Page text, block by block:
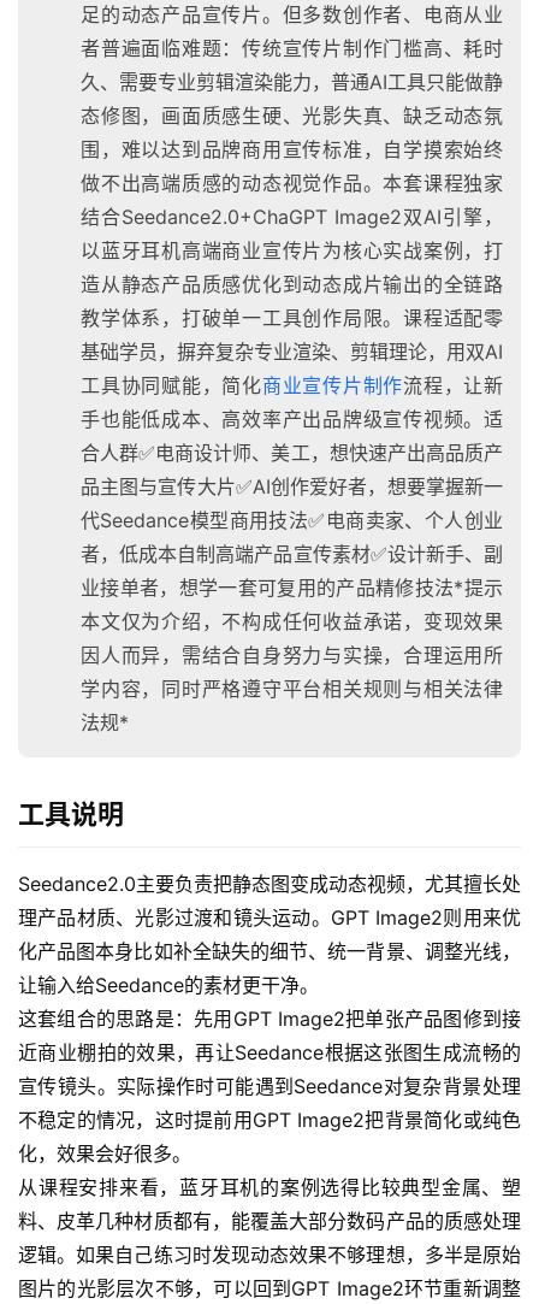
首
页
网
创
快
讯
赚
钱
项
目
足的动态产品宣传片。但多数创作者、电商从业
者普遍面临难题：传统宣传片制作门槛高、耗时
久、需要专业剪辑渲染能力，普通AI工具只能做静
态修图，画面质感生硬、光影失真、缺乏动态氛
围，难以达到品牌商用宣传标准，自学摸索始终
做不出高端质感的动态视觉作品。本套课程独家
结合Seedance2.0+ChaGPT Image2双AI引擎，
以蓝牙耳机高端商业宣传片为核心实战案例，打
造从静态产品质感优化到动态成片输出的全链路
教学体系，打破单一工具创作局限。课程适配零
基础学员，摒弃复杂专业渲染、剪辑理论，用双AI
工具协同赋能，简化商业宣传片制作流程，让新
手也能低成本、高效率产出品牌级宣传视频。适
合人群✅电商设计师、美工，想快速产出高品质产
品主图与宣传大片✅AI创作爱好者，想要掌握新一
代Seedance模型商用技法✅电商卖家、个人创业
者，低成本自制高端产品宣传素材✅设计新手、副
业接单者，想学一套可复用的产品精修技法*提示
本文仅为介绍，不构成任何收益承诺，变现效果
因人而异，需结合自身努力与实操，合理运用所
学内容，同时严格遵守平台相关规则与相关法律
法规*
工具说明
Seedance2.0主要负责把静态图变成动态视频，尤其擅长处
理产品材质、光影过渡和镜头运动。GPT Image2则用来优
化产品图本身比如补全缺失的细节、统一背景、调整光线，
让输入给Seedance的素材更干净。
这套组合的思路是：先用GPT Image2把单张产品图修到接
近商业棚拍的效果，再让Seedance根据这张图生成流畅的
宣传镜头。实际操作时可能遇到Seedance对复杂背景处理
不稳定的情况，这时提前用GPT Image2把背景简化或纯色
化，效果会好很多。
从课程安排来看，蓝牙耳机的案例选得比较典型金属、塑
料、皮革几种材质都有，能覆盖大部分数码产品的质感处理
逻辑。如果自己练习时发现动态效果不够理想，多半是原始
图片的光影层次不够，可以回到GPT Image2环节重新调整